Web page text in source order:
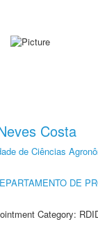
Costa
de Ciências
DE
Category: